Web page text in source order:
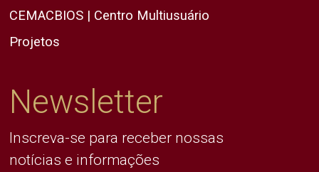
CEMACBIOS | Centro Multiusuário
Projetos
Newsletter
Inscreva-se para receber nossas
notícias e informações